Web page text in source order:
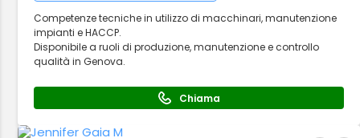
Competenze tecniche in utilizzo di macchinari, manutenzione
impianti e HACCP.
Disponibile a ruoli di produzione, manutenzione e controllo
qualità in Genova.
Chiama